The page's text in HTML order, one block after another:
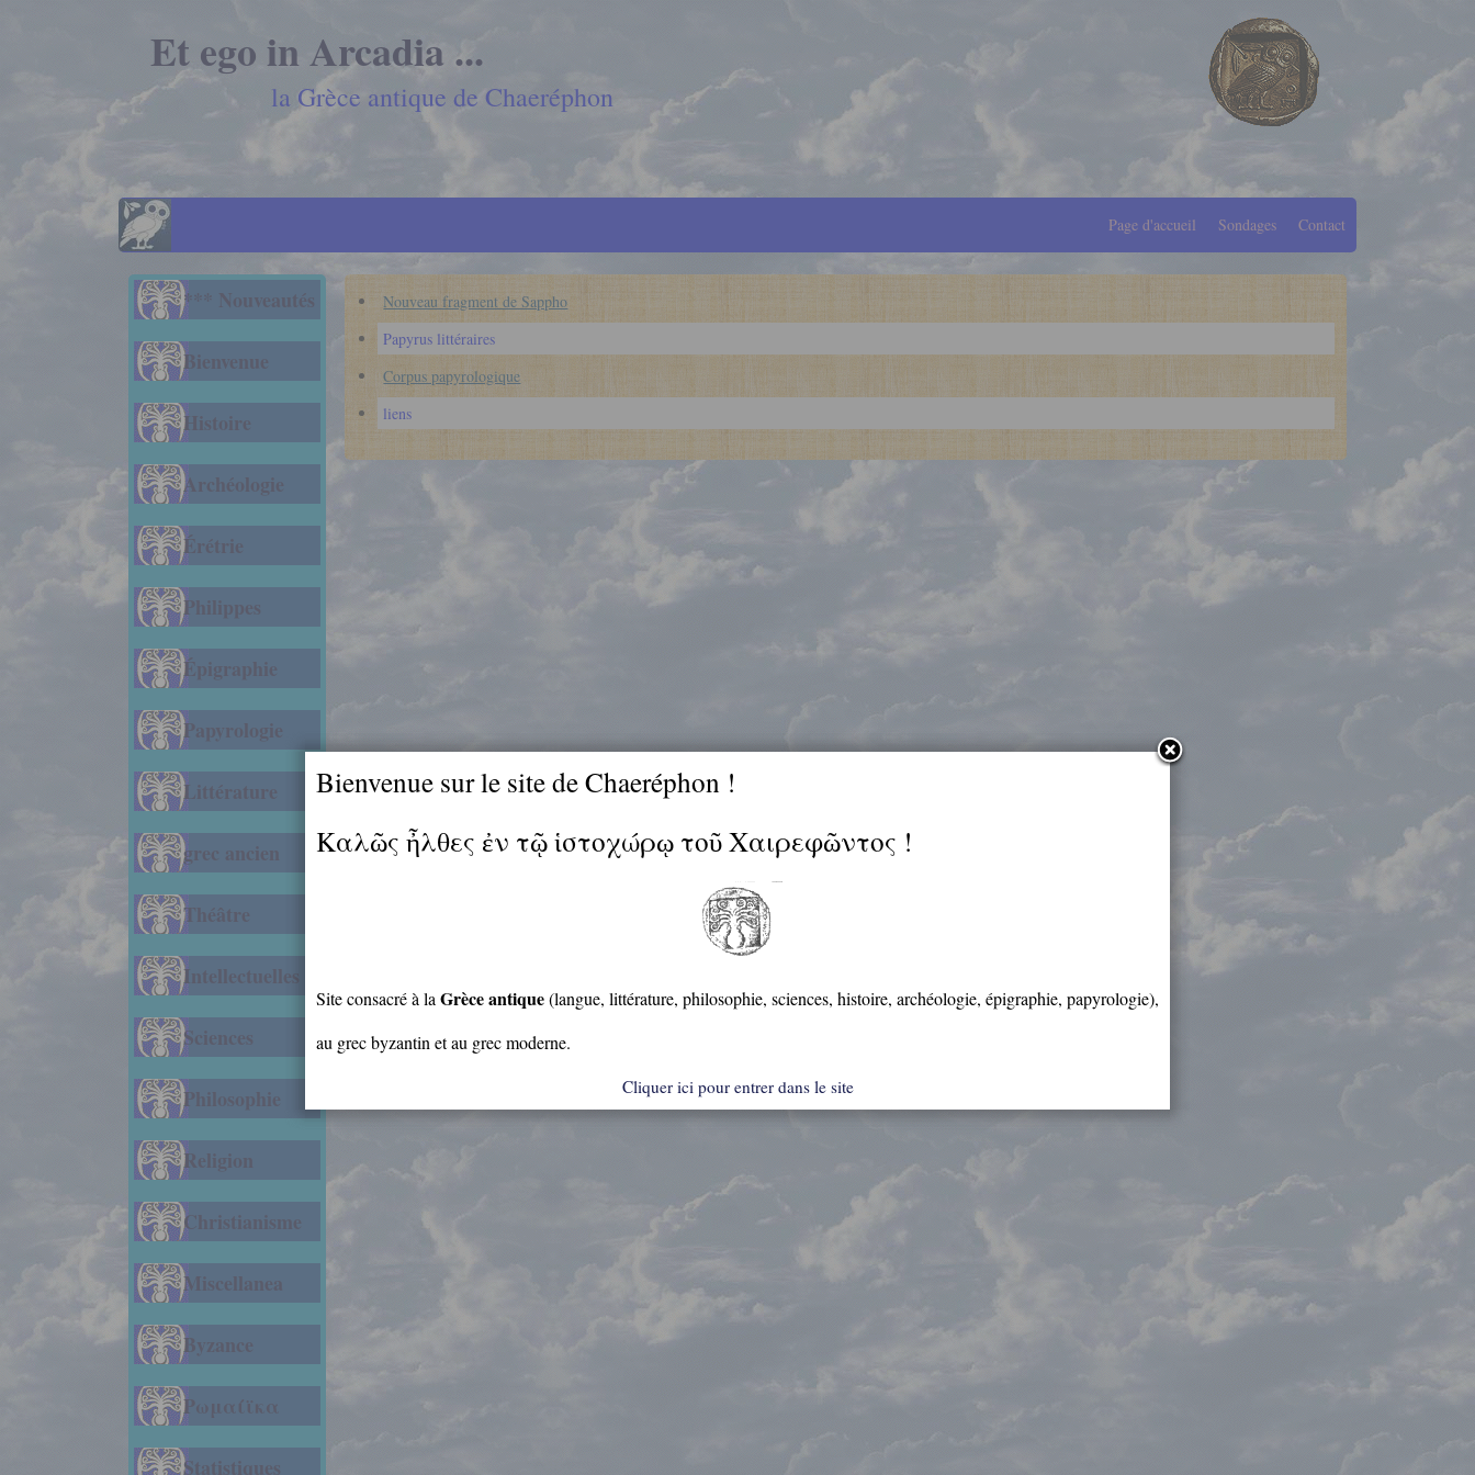
Et ego in Arcadia ...
la Grèce antique de Chaeréphon
Page d'accueil Sondages Contact
*** Nouveautés
Bienvenue
Histoire
Archéologie
Érétrie
Philippes
Épigraphie
Papyrologie
Littérature
grec ancien
Théâtre
Intellectuelles
Sciences
Philosophie
Religion
Christianisme
Miscellanea
Byzance
Ρωμαίϊκα
Statistiques
Nouveau fragment de Sappho
Papyrus littéraires
Corpus papyrologique
liens
Bienvenue sur le site de Chaeréphon !
Καλῶς ἦλθες ἐν τῷ ἱστοχώρῳ τοῦ Χαιρεφῶντος !
Site consacré à la Grèce antique(langue, littérature, philosophie, sciences, histoire, archéologie, épigraphie, papyrologie),
au grec byzantin et au grec moderne.
Cliquer ici pour entrer dans le site